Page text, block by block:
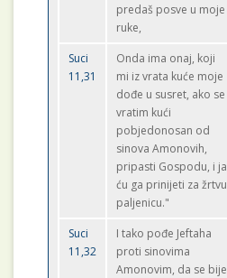
predaš posve u moje
ruke,
Suci
11,31
Onda ima onaj, koji
mi iz vrata kuće moje
dođe u susret, ako se
vratim kući
pobjedonosan od
sinova Amonovih,
pripasti Gospodu, i ja
ću ga prinijeti za žrtvu
paljenicu."
Suci
11,32
I tako pođe Jeftaha
proti sinovima
Amonovim, da se bije